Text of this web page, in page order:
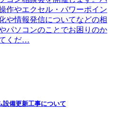
作やエクセル・パワーポイン
や情報発信についてなどの相
パソコンのことでお困りのか
くだ…
設備更新工事について